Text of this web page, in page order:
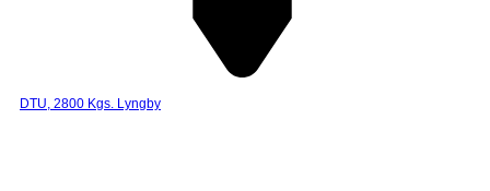
DTU, 2800 Kgs. Lyngby